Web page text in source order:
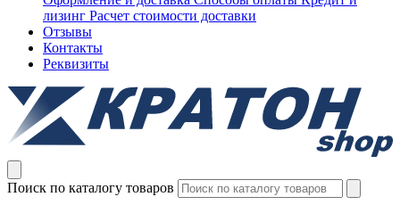
лизинг Расчет стоимости доставки
Отзывы
Контакты
Реквизиты
Поиск по каталогу товаров